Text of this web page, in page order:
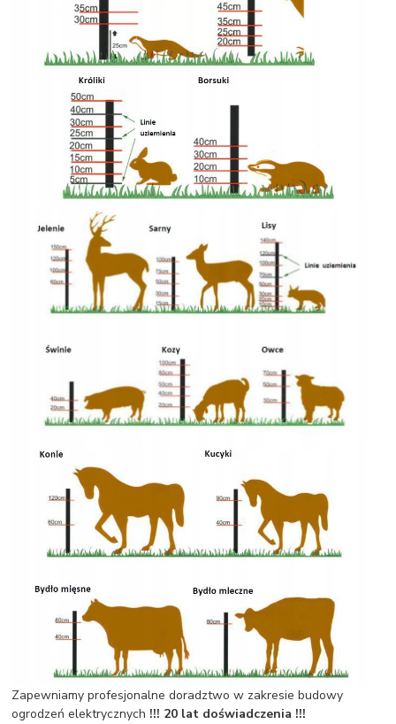
Zapewniamy profesjonalne doradztwo w zakresie budowy
ogrodzeń elektrycznych !!! 20 lat doświadczenia !!!